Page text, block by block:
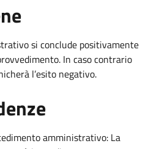
si conclude positivamente
In caso contrario
l’esito negativo.
amministrativo: La